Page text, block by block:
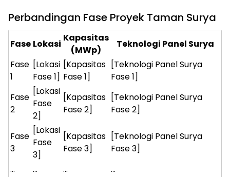
Perbandingan Fase Proyek Taman Surya
Fase Lokasi
Kapasitas
(MWp)
Teknologi Panel Surya
Fase
1
[Lokasi
Fase 1]
[Kapasitas
Fase 1]
[Teknologi Panel Surya
Fase 1]
Fase
2
[Lokasi
Fase
2]
[Kapasitas
Fase 2]
[Teknologi Panel Surya
Fase 2]
Fase
3
[Lokasi
Fase
3]
[Kapasitas
Fase 3]
[Teknologi Panel Surya
Fase 3]
…
… … …